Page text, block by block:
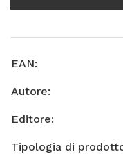
EAN:
Autore:
Editore:
Tipologia di